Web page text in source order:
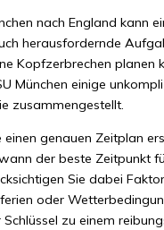
nach England kann
herausfordernde
Kopfzerbrechen planen
München einige
zusammengestellt.
einen genauen Zeitplan
der beste Zeitpunkt
Sie dabei
oder
zu einem